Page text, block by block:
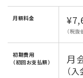
月額料金
（税
初期費用
（初回お支払額）
月
（